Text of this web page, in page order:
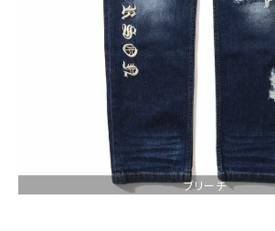
ブリーチ